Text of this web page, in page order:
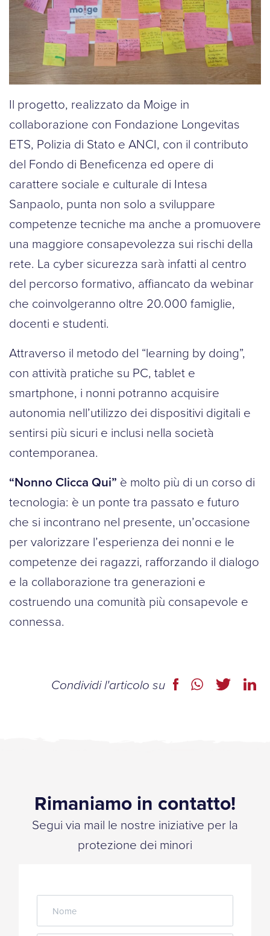
Il progetto, realizzato da Moige in
collaborazione con Fondazione Longevitas
ETS, Polizia di Stato e ANCI, con il contributo
del Fondo di Beneficenza ed opere di
carattere sociale e culturale di Intesa
Sanpaolo, punta non solo a sviluppare
competenze tecniche ma anche a promuovere
una maggiore consapevolezza sui rischi della
rete. La cyber sicurezza sarà infatti al centro
del percorso formativo, affiancato da webinar
che coinvolgeranno oltre 20.000 famiglie,
docenti e studenti.
Attraverso il metodo del “learning by doing”,
con attività pratiche su PC, tablet e
smartphone, i nonni potranno acquisire
autonomia nell’utilizzo dei dispositivi digitali e
sentirsi più sicuri e inclusi nella società
contemporanea.
“Nonno Clicca Qui” è molto più di un corso di
tecnologia: è un ponte tra passato e futuro
che si incontrano nel presente, un’occasione
per valorizzare l’esperienza dei nonni e le
competenze dei ragazzi, rafforzando il dialogo
e la collaborazione tra generazioni e
costruendo una comunità più consapevole e
connessa.
Condividi l'articolo su
Rimaniamo in contatto!
Segui via mail le nostre iniziative per la
protezione dei minori